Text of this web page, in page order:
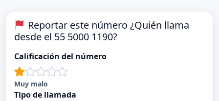
Reportar este número ¿Quién llama
desde el 55 5000 1190?
Calificación del número
Muy malo
Tipo de llamada